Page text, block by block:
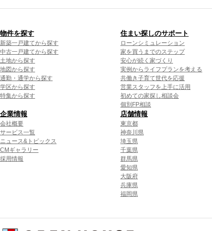
物件を探す
新築一戸建てから探す
中古一戸建てから探す
土地から探す
地図から探す
通勤・通学から探す
学区から探す
特集から探す
住まい探しのサポート
ローンシミュレーション
家を買うまでのステップ
安心が続く家づくり
実例からライフプランを考える
共働き子育て世代を応援
営業スタッフを上手に活用
初めての家探し相談会
個別FP相談
企業情報
会社概要
サービス一覧
ニュース&トピックス
CMギャラリー
採用情報
店舗情報
東京都
神奈川県
埼玉県
千葉県
群馬県
愛知県
大阪府
兵庫県
福岡県